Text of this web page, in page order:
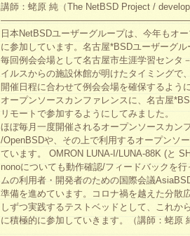
講師：蛯原 純（The NetBSD Project /
日本NetBSDユーザーグループは、今年もオ
に参加しています。名古屋*BSDユーザーグル
毎回例会会場として名古屋市生涯学習センタ
イルスからの施設休館が明けたタイミングで
開催日程に合わせて例会会場を確保するよう
オープンソースカンファレンスに、名古屋
リモートで参加するようにしてみました。
ほぼ毎月一度開催されるオープンソースカン
/OpenBSDや、その上で利用するオープンソ
ています。 OMRON LUNA-I/LUNA-88K (と
nonoについても動作確認/フィードバックを
ムの利用者・開発者のための国際会議
準備を進めています。コロナ禍を越えた分散
しずつ実践するテストベッドとして、これか
に積極的に参加していきます。（講師：蛯原